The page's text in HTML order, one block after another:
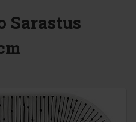
Sarastus